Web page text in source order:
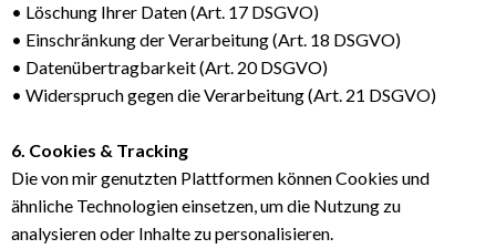
• Löschung Ihrer Daten (Art. 17 DSGVO)
• Einschränkung der Verarbeitung (Art. 18 DSGVO)
• Datenübertragbarkeit (Art. 20 DSGVO)
• Widerspruch gegen die Verarbeitung (Art. 21 DSGVO)
6. Cookies & Tracking
Die von mir genutzten Plattformen können Cookies und
ähnliche Technologien einsetzen, um die Nutzung zu
analysieren oder Inhalte zu personalisieren.